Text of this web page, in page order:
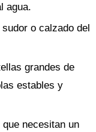
agua.
o calzado del
grandes de
estables y
necesitan un